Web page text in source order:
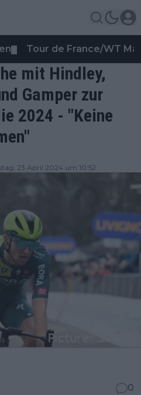
Tour de France/WT
mit Hindley,
Gamper zur
2024 - "Keine
23 April 2024 um 10:52
0